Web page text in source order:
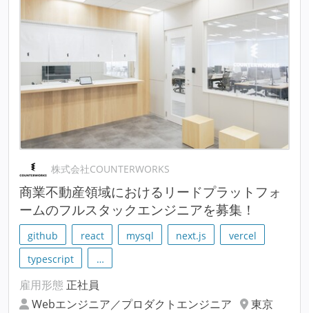
株式会社COUNTERWORKS
商業不動産領域におけるリードプラットフォ
ームのフルスタックエンジニアを募集！
github react mysql next.js
vercel
typescript
…
雇用形態 正社員
Webエンジニア／プロダクトエンジニア
東京